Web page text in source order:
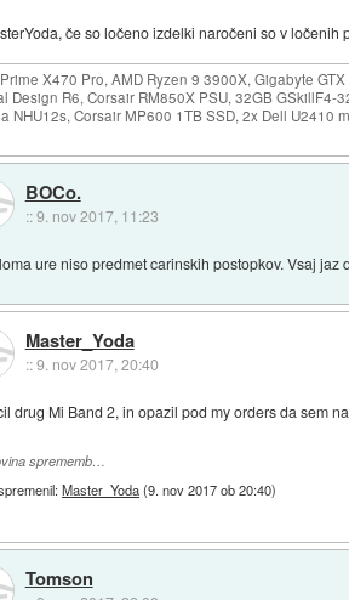
če so ločeno izdelki naročeni so v
X470 Pro, AMD Ryzen 9 3900X, Gigabyte
Design R6, Corsair RM850X PSU, 32GB GSkillF4-
NHU12s, Corsair MP600 1TB SSD, 2x Dell U2410
BOCo.
::9. nov 2017, 11:23
ure niso predmet carinskih postopkov. Vsaj
Master_Yoda
::9. nov 2017, 20:40
drug Mi Band 2, in opazil pod my orders da sem
sprememb…
Master_Yoda(9. nov 2017 ob 20:40)
Tomson